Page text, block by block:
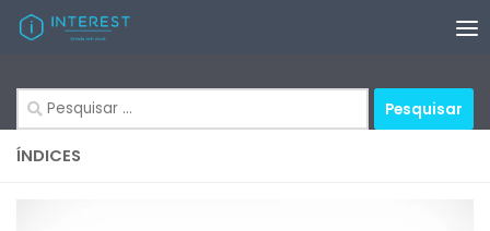
Skip to content
por:
ÍNDICES